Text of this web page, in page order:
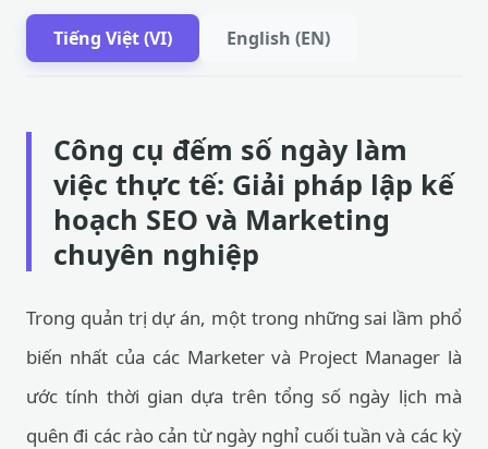
Tiếng Việt (VI) English (EN)
Công cụ đếm số ngày làm
việc thực tế: Giải pháp lập kế
hoạch SEO và Marketing
chuyên nghiệp
Trong quản trị dự án, một trong những sai lầm phổ
biến nhất của các Marketer và Project Manager là
ước tính thời gian dựa trên tổng số ngày lịch mà
quên đi các rào cản từ ngày nghỉ cuối tuần và các kỳ